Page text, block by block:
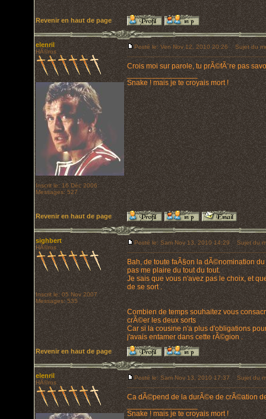
Revenir en haut de page
elenril
HÃ©ros
Inscrit le: 16 Déc 2006
Messages: 527
Posté le: Ven Nov 12, 2010 20:26 Sujet du
Crois moi sur parole, tu prÃ©fÃ¨re pas
_________________
Snake ! mais je te croyais mort !
Revenir en haut de page
sighbert
HÃ©ros
Inscrit le: 05 Nov 2007
Messages: 535
Posté le: Sam Nov 13, 2010 14:29 Sujet du
Bah, de toute faÃ§on la dÃ©nomination
pas me plaire du tout du tout.
Je sais que vous n'avez pas le choix, et
de se sort .
Combien de temps souhaitez vous
crÃ©er les deux sorts
Car si la cousine n'a plus d'obligations
j'avais entamer dans cette rÃ©gion .
Revenir en haut de page
elenril
HÃ©ros
Posté le: Sam Nov 13, 2010 17:37 Sujet du
Ca dÃ©pend de la durÃ©e de crÃ©ation
_________________
Snake ! mais je te croyais mort !